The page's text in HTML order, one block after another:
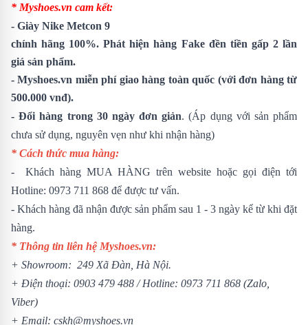
* Myshoes.vn cam kết:
- Giày Nike Metcon 9
chính hãng 100%. Phát hiện hàng Fake đền tiền gấp 2 lần
giá sản phẩm.
- Myshoes.vn miễn phí giao hàng toàn quốc (với đơn hàng từ
500.000 vnđ).
- Đổi hàng trong 30 ngày đơn giản. (Áp dụng với sản phẩm
chưa sử dụng, nguyên vẹn như khi nhận hàng)
* Cách thức mua hàng:
- Khách hàng MUA HÀNG trên website hoặc gọi điện tới
Hotline: 0973 711 868 để được tư vấn.
- Khách hàng đã nhận được sản phẩm sau 1 - 3 ngày kể từ khi đặt
hàng.
* Thông tin liên hệ Myshoes.vn:
+ Showroom: 249 Xã Đàn, Hà Nội.
+ Điện thoại: 0903 479 488 /Hotline: 0973 711 868 (Zalo,
Viber)
+ Email: cskh@myshoes.vn